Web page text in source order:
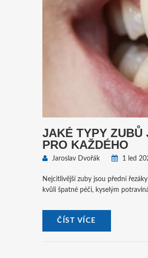
JAKÉ TYPY ZUBŮ
PRO KAŽDÉHO
Jaroslav Dvořák 1 led
Nejcitlivější zuby jsou přední
kvůli špatné péči, kyselým
ČÍST VÍCE